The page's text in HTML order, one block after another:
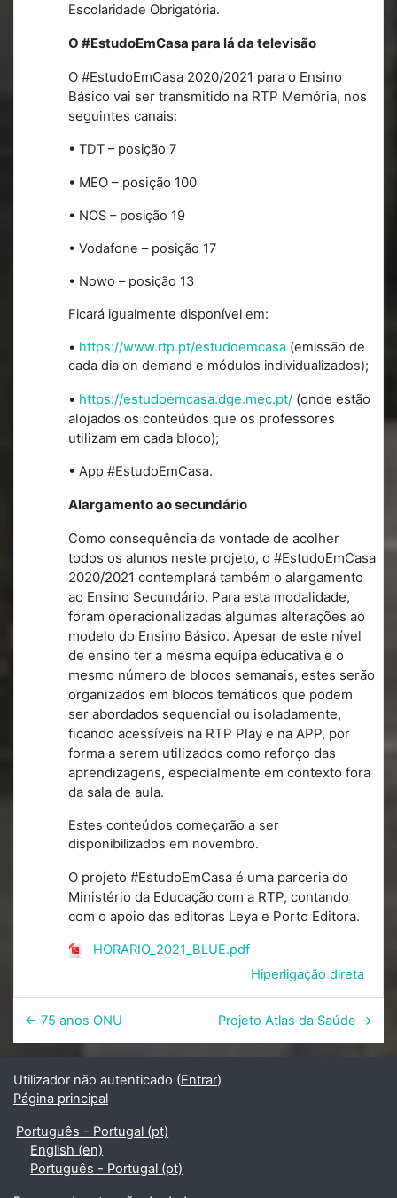
Escolaridade Obrigatória.
O #EstudoEmCasa para lá da televisão
O #EstudoEmCasa 2020/2021 para o Ensino
Básico vai ser transmitido na RTP Memória, nos
seguintes canais:
• TDT – posição 7
• MEO – posição 100
• NOS – posição 19
• Vodafone – posição 17
• Nowo – posição 13
Ficará igualmente disponível em:
• https://www.rtp.pt/estudoemcasa (emissão de
cada dia on demand e módulos individualizados);
• https://estudoemcasa.dge.mec.pt/ (onde estão
alojados os conteúdos que os professores
utilizam em cada bloco);
• App #EstudoEmCasa.
Alargamento ao secundário
Como consequência da vontade de acolher
todos os alunos neste projeto, o #EstudoEmCasa
2020/2021 contemplará também o alargamento
ao Ensino Secundário. Para esta modalidade,
foram operacionalizadas algumas alterações ao
modelo do Ensino Básico. Apesar de este nível
de ensino ter a mesma equipa educativa e o
mesmo número de blocos semanais, estes serão
organizados em blocos temáticos que podem
ser abordados sequencial ou isoladamente,
ficando acessíveis na RTP Play e na APP, por
forma a serem utilizados como reforço das
aprendizagens, especialmente em contexto fora
da sala de aula.
Estes conteúdos começarão a ser
disponibilizados em novembro.
O projeto #EstudoEmCasa é uma parceria do
Ministério da Educação com a RTP, contando
com o apoio das editoras Leya e Porto Editora.
HORARIO_2021_BLUE.pdf
Hiperligação direta
← 75 anos ONU Projeto Atlas da Saúde →
Utilizador não autenticado (Entrar)
Página principal
Português - Portugal ‎(pt)‎
English ‎(en)‎
Português - Portugal ‎(pt)‎